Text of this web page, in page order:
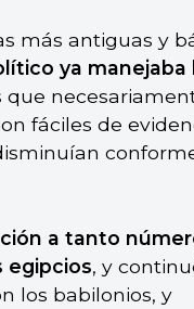
más antiguas y
ya manejaba
que
fáciles de
a tanto
egipcios, y
los babilonios, y